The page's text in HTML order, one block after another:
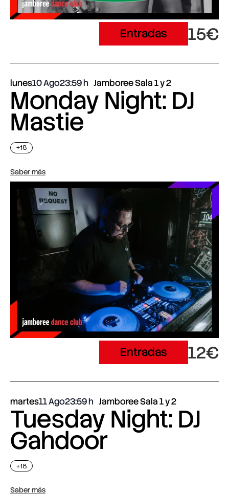
Entradas 15€
lunes10 Ago23:59 Jamboree Sala 1 y 2
Monday Night: DJ
Mastie
+18
Saber más
Entradas 12€
martes11 Ago23:59 Jamboree Sala 1 y 2
Tuesday Night: DJ
Gahdoor
+18
Saber más